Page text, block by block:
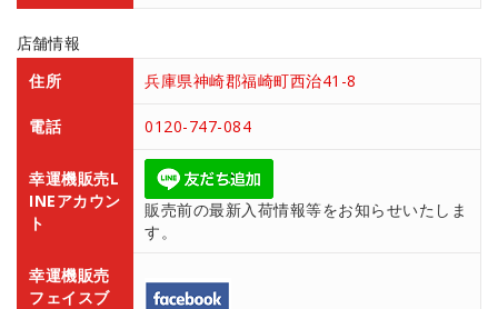
店舗情報
住所
兵庫県神崎郡福崎町西治41-8
電話 0120-747-084
幸運機販売L
INEアカウン
ト
販売前の最新入荷情報等をお知らせいたしま
す。
幸運機販売
フェイスブ